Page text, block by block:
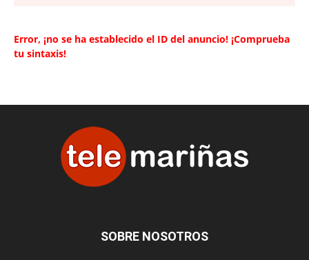
Error, ¡no se ha establecido el ID del anuncio! ¡Comprueba
tu sintaxis!
SOBRE NOSOTROS